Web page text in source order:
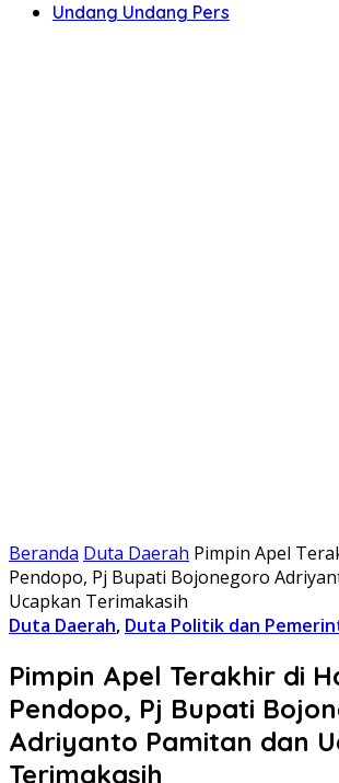
Undang Undang Pers
Beranda Duta Daerah Pimpin Apel
Pendopo, Pj Bupati Bojonegoro
Ucapkan Terimakasih
Duta Daerah, Duta Politik dan
Pimpin Apel Terakhir di
Pendopo, Pj Bupati
Adriyanto Pamitan dan
Terimakasih